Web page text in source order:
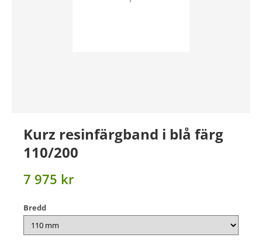
Kurz resinfärgband i blå färg
110/200
7 975 kr
Bredd